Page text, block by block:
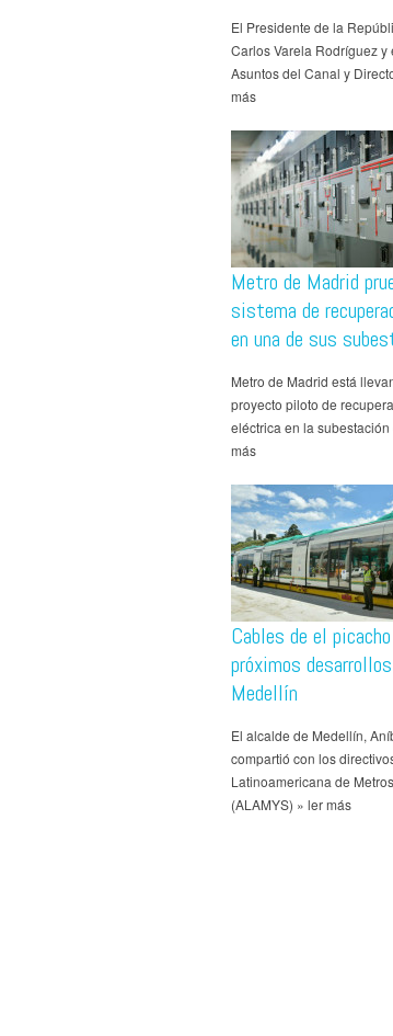
El Presidente de la
Carlos Varela Rodríguez y
Asuntos del Canal y
más
Metro de Madrid
sistema de
en una de sus
Metro de Madrid está
proyecto piloto de
eléctrica en la
más
Cables de el
próximos
Medellín
El alcalde de Medellín,
compartió con los
Latinoamericana de
(ALAMYS) » ler más